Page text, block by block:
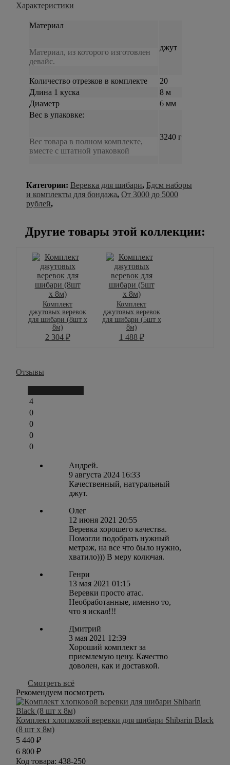
Характеристики
Материал
Материал, из которого изготовлен
девайс.
джут
Количество отрезков в комплекте
20
Длина 1 куска
8 м
Диаметр
6 мм
Вес в упаковке:
Вес товара в полном комплекте,
вместе с штатной упаковкой
3240 г
Категории: Веревка для шибари, Бдсм наборы
и комплекты для бондажа, От 3000 до 5000
рублей,
Другие товары этой коллекции:
Комплект
джутовых веревок
для шибари (8шт х
8м)
2 304 ₽
Комплект
джутовых веревок
для шибари (5шт х
8м)
1 488 ₽
Отзывы
4
0
0
0
0
Андрей.
9 августа 2024 16:33
Качественный, натуральный
джут.
Олег
12 июня 2021 20:55
Веревка хорошего качества.
Помогли подобрать нужный
метраж, на все что было нужно,
хватило))) В меру колючая.
Генри
13 мая 2021 01:15
Веревки просто атас.
Необработанные, именно то,
что я искал!!!
Дмитрий
3 мая 2021 12:39
Хороший комплект за
приемлемую цену. Качество
доволен, как и доставкой.
Смотреть всё
Рекомендуем посмотреть
Комплект хлопковой веревки для шибари Shibarin Black
(8 шт х 8м)
5 440 ₽
6 800 ₽
Код товара: 438-250